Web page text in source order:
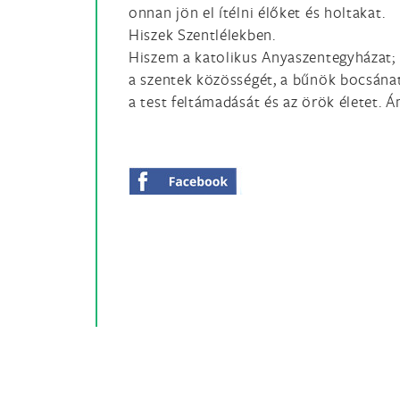
onnan jön el ítélni élőket és holtakat.
Hiszek Szentlélekben.
Hiszem a katolikus Anyaszentegyházat;
a szentek közösségét, a bűnök
a test feltámadását és az örök életet.